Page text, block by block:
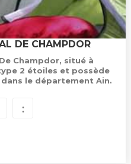
DE CHAMPDOR
Champdor, situé à
2 étoiles et possède
le département Ain.